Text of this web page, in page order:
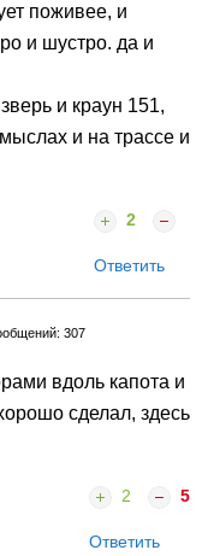
поживее, и
и шустро. да и
и краун 151,
и на трассе и
2
Ответить
307
вдоль капота и
сделал, здесь
2 5
Ответить